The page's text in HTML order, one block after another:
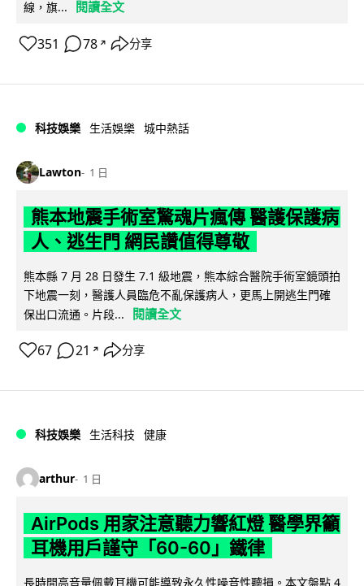
線，旗...
閱讀全文
351 78 ↗ 分享
科技娛樂 生活娛樂 城中熱話
Lawton 1 日
熊本地震手術室驚魂片瘋傳 醫護保護病
人、逃生門 網民讚值得尊敬
熊本縣 7 月 28 日發生 7.1 級地震，熊本綜合醫院手術室鏡頭拍
下地震一刻，醫護人員臨危不亂保護病人，更馬上開逃生門確
保出口流通。片段...
閱讀全文
67 21 ↗ 分享
科技娛樂 生活科技 健康
arthur 1 日
AirPods 用家注意聽力響紅燈 醫學界籲
耳機用戶謹守「60-60」鐵律
長時間高音量佩戴耳機可能導致永久性噪音性聽損。本文盤點 4